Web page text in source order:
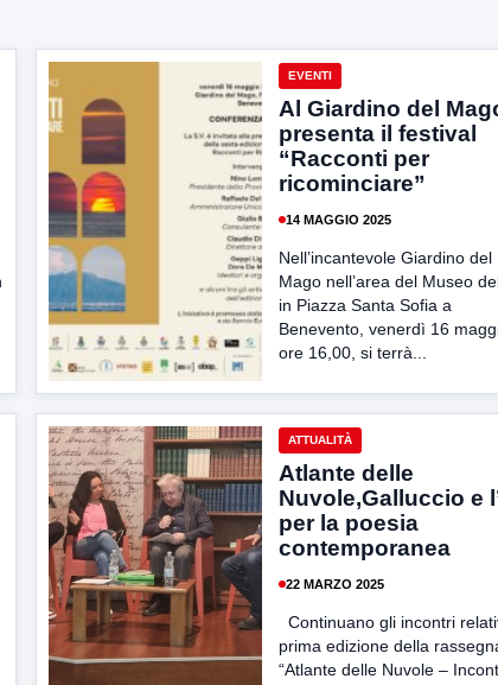
EVENTI
Al Giardino del
presenta il festival
“Racconti per
ricominciare”
14 MAGGIO 2025
Nell’incantevole Giardino del
Mago nell’area del Museo
in Piazza Santa Sofia a
Benevento, venerdì 16
ore 16,00, si terrà...
ATTUALITÀ
Atlante delle
Nuvole,Galluccio e
per la poesia
contemporanea
22 MARZO 2025
Continuano gli incontri
prima edizione della
“Atlante delle Nuvole –